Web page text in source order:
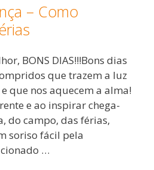
– Como
BONS DIAS!!!Bons dias
que trazem a luz
que nos aquecem a alma!
e ao inspirar chega-
do campo, das férias,
soriso fácil pela
…